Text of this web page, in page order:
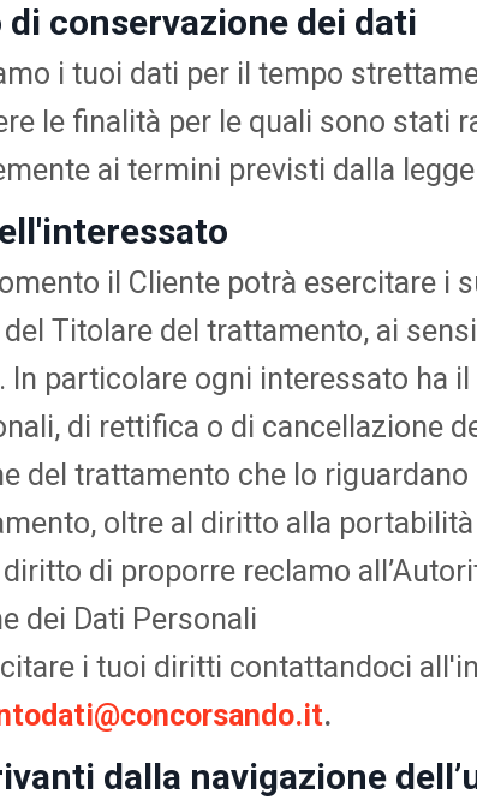
di conservazione dei dati
i tuoi dati per il tempo
le finalità per le quali sono stati
ai termini previsti dalla
il Cliente potrà esercitare i
Titolare del trattamento, ai
In particolare ogni interessato ha
di rettifica o di cancellazione
del trattamento che lo riguardano
oltre al diritto alla
di proporre reclamo
dei Dati Personali
i tuoi diritti contattandoci
.
dalla navigazione